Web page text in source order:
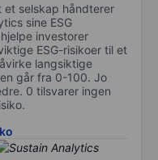
et selskap håndterer
sine ESG
investorer
ESG-risikoer til et
langsiktige
går fra 0-100. Jo
0 tilsvarer ingen